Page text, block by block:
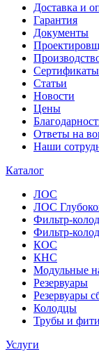
Доставка и
Гарантия
Документы
Сертификаты
Статьи
Новости
Цены
Ответы на
Наши
Каталог
ЛОС
ЛОС
Фильтр-
Фильтр-
КОС
КНС
Модульные
Резервуары
Резервуары
Колодцы
Трубы и
Услуги